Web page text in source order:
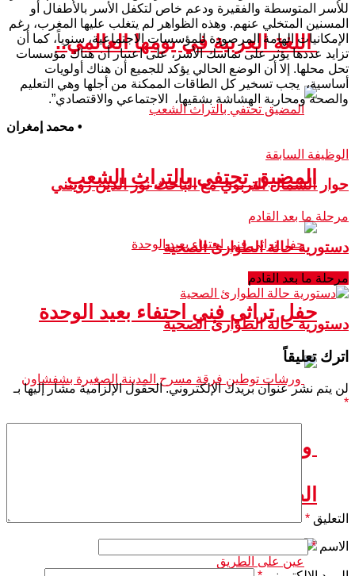
اللغة العربية في يومها العالمي..
المضيق تحتفي بالتراث الشعب
حفل تراثي فني احتفاء بعيد الوحدة
ورشات توطين فرقة مسرح المدينة
الصغيرة بشفشاون
للأسر المتوسطة والفقيرة ودعم خاص لتكفل الأسر بالأطفال أو
المسنين المتخلي عنهم. وهذه الظواهر لم يتغلب عليها المغرب، رغم
الإمكانيات الهامة المرصودة للمؤسسات الاجتماعية، سنوياً، كما أن
تزايد عددها يؤثر على تماسك الأسر، على اعتبار أن هناك مؤسسات
تحل محلها. إلا أن الوضع الحالي يؤكد للجميع أن هناك أولويات
أساسية، يجب تسخير كل الطاقات الممكنة من أجلها وهي التعليم
والصحة ومحاربة الهشاشة بشقيها، الاجتماعي والاقتصادي”.
• محمد إمغران
الوظيفة السابقة
حوار الشمال التربوي مع الباحث نور الدين زويتني
مرحلة ما بعد القادم
دستورية حالة الطوارئ الصحية
مرحلة ما بعد القادم
دستورية حالة الطوارئ الصحية
اترك تعليقاً
لن يتم نشر عنوان بريدك الإلكتروني. الحقول الإلزامية مشار إليها بـ
*
التعليق *
الاسم*